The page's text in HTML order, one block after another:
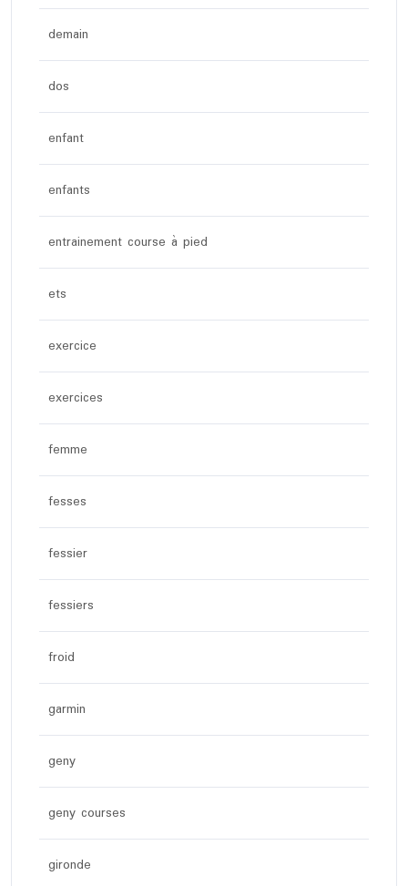
demain
dos
enfant
enfants
entrainement course à pied
ets
exercice
exercices
femme
fesses
fessier
fessiers
froid
garmin
geny
geny courses
gironde